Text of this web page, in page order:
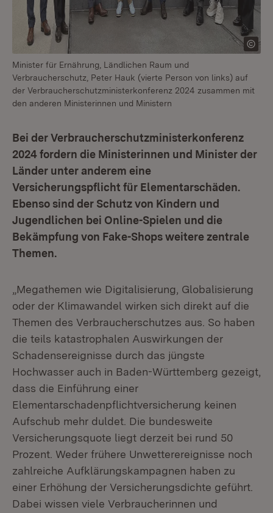
Minister für Ernährung, Ländlichen Raum und
Verbraucherschutz, Peter Hauk (vierte Person von links) auf
der Verbraucherschutzministerkonferenz 2024 zusammen mit
den anderen Ministerinnen und Ministern
Bei der Verbraucherschutzministerkonferenz
2024 fordern die Ministerinnen und Minister der
Länder unter anderem eine
Versicherungspflicht für Elementarschäden.
Ebenso sind der Schutz von Kindern und
Jugendlichen bei Online-Spielen und die
Bekämpfung von Fake-Shops weitere zentrale
Themen.
„Megathemen wie Digitalisierung, Globalisierung
oder der Klimawandel wirken sich direkt auf die
Themen des Verbraucherschutzes aus. So haben
die teils katastrophalen Auswirkungen der
Schadensereignisse durch das jüngste
Hochwasser auch in Baden-Württemberg gezeigt,
dass die Einführung einer
Elementarschadenpflichtversicherung keinen
Aufschub mehr duldet. Die bundesweite
Versicherungsquote liegt derzeit bei rund 50
Prozent. Weder frühere Unwetterereignisse noch
zahlreiche Aufklärungskampagnen haben zu
einer Erhöhung der Versicherungsdichte geführt.
Dabei wissen viele Verbraucherinnen und